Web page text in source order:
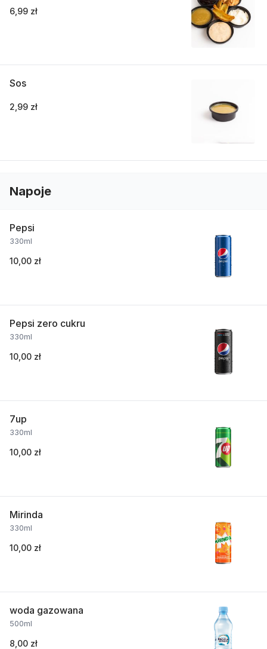
6,99 zł
Sos
2,99 zł
Napoje
Pepsi
330ml
10,00 zł
Pepsi zero cukru
330ml
10,00 zł
7up
330ml
10,00 zł
Mirinda
330ml
10,00 zł
woda gazowana
500ml
8,00 zł